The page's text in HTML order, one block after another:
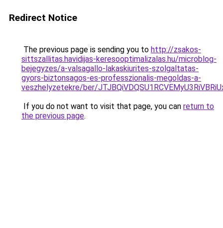
Redirect Notice
The previous page is sending you to http://zsakos-
sittszallitas.havidijas-keresooptimalizalas.hu/microblog-
bejegyzes/a-valsagallo-lakaskiurites-szolgaltatas-
gyors-biztonsagos-es-professzionalis-megoldas-a-
veszhelyzetekre/ber/
If you do not want to visit that page, you can return to
the previous page.